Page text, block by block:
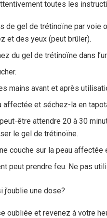
toutes les
de gel de trétinoïne par voie
et des yeux (peut brûler).
du gel de trétinoïne dans
mains avant et après
affectée et séchez-la en
être attendre 20 à 30
le gel de trétinoïne.
couche sur la peau affectée
peut prendre feu. Ne pas
une dose?
oubliée et revenez à votre